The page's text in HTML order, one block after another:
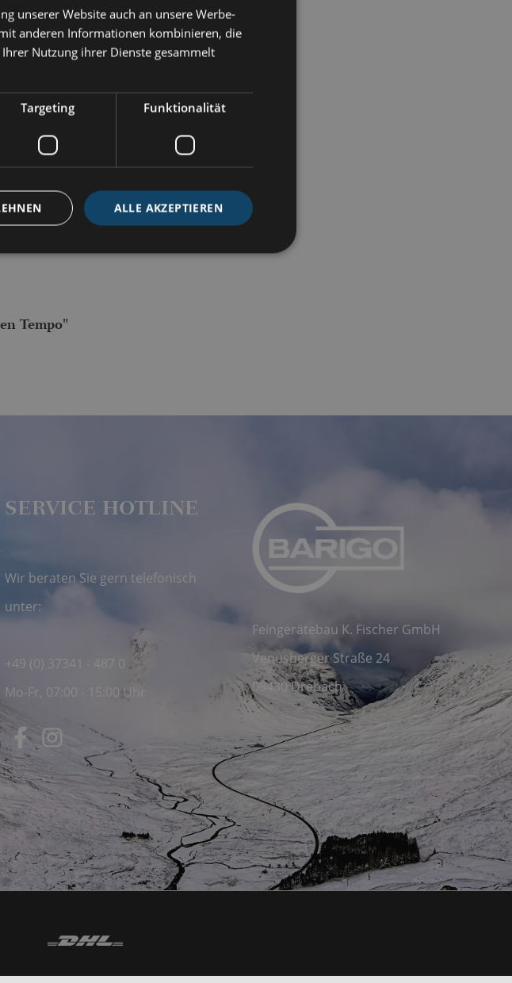
Tempo"
Feingerätebau K. Fischer GmbH
Venusberger Straße 24
09430 Drebach
SERVICE HOTLINE
Wir beraten Sie gern telefonisch
unter:
+49 (0) 37341 - 487 0
Mo-Fr, 07:00 - 15:00 Uhr
unserer Website auch an unsere Werbe-
anderen Informationen kombinieren, die
Nutzung ihrer Dienste gesammelt
Targeting Funktionalität
ALLE AKZEPTIEREN